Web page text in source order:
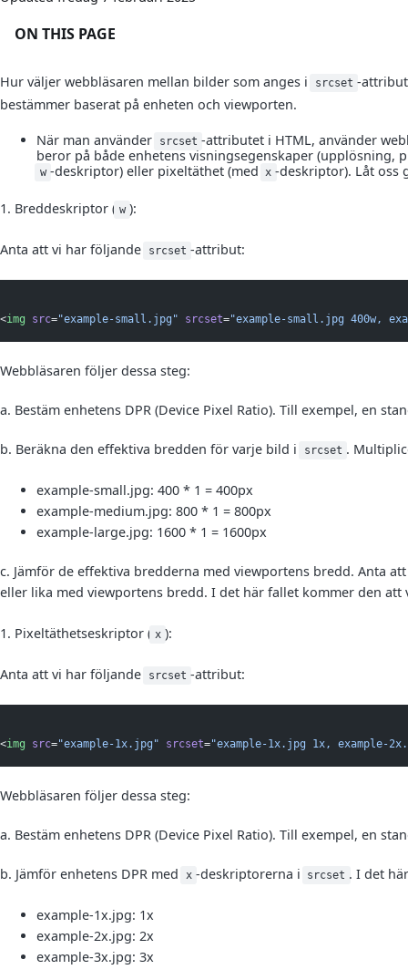
ON THIS PAGE
Hur väljer webbläsaren mellan bilder som anges i srcset -
bestämmer baserat på enheten och viewporten.
När man använder srcset -attributet i HTML, använder
beror på både enhetens visningsegenskaper (upplösning,
w -deskriptor) eller pixeltäthet (med x -deskriptor). Låt oss
1. Breddeskriptor ( w ):
Anta att vi har följande srcset -attribut:
<img src="example-small.jpg" srcset="example-small.jpg 400w,
Webbläsaren följer dessa steg:
a. Bestäm enhetens DPR (Device Pixel Ratio). Till exempel, en
b. Beräkna den effektiva bredden för varje bild i srcset .
example-small.jpg: 400 * 1 = 400px
example-medium.jpg: 800 * 1 = 800px
example-large.jpg: 1600 * 1 = 1600px
c. Jämför de effektiva bredderna med viewportens bredd. Anta
eller lika med viewportens bredd. I det här fallet kommer den att
1. Pixeltäthetseskriptor ( x ):
Anta att vi har följande srcset -attribut:
<img src="example-1x.jpg" srcset="example-1x.jpg 1x, example-
Webbläsaren följer dessa steg:
a. Bestäm enhetens DPR (Device Pixel Ratio). Till exempel, en
b. Jämför enhetens DPR med x -deskriptorerna i srcset . I det
example-1x.jpg: 1x
example-2x.jpg: 2x
example-3x.jpg: 3x